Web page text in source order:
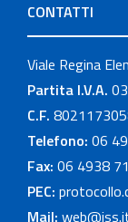
CONTATTI
Viale Regina
Partita I.V.A.
C.F.
Telefono: 06
Fax: 06 4938
PEC:
Mail: